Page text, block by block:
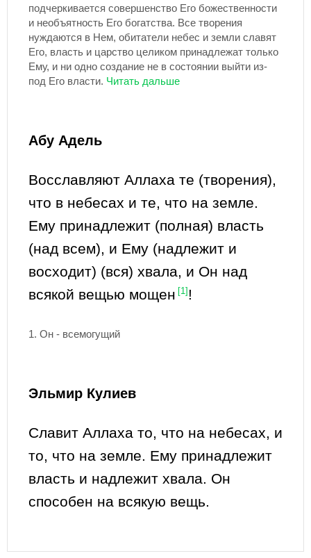
подчеркивается совершенство Его божественности
и необъятность Его богатства. Все творения
нуждаются в Нем, обитатели небес и земли славят
Его, власть и царство целиком принадлежат только
Ему, и ни одно создание не в состоянии выйти из-
под Его власти.
Абу Адель
Восславляют Аллаха те (творения),
что в небесах и те, что на земле.
Ему принадлежит (полная) власть
(над всем), и Ему (надлежит и
восходит) (вся) хвала, и Он над
всякой вещью мощен
[1] !
1. Он - всемогущий
Эльмир Кулиев
Славит Аллаха то, что на небесах, и
то, что на земле. Ему принадлежит
власть и надлежит хвала. Он
способен на всякую вещь.